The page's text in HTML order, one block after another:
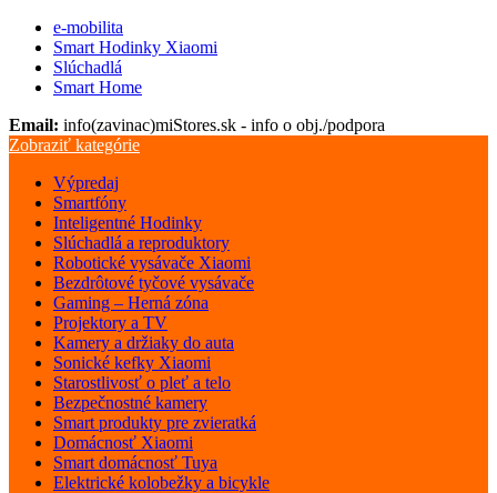
e-mobilita
Smart Hodinky Xiaomi
Slúchadlá
Smart Home
Email: info(zavinac)miStores.sk - info o obj./podpora
Zobraziť kategórie
Výpredaj
Smartfóny
Inteligentné Hodinky
Slúchadlá a reproduktory
Robotické vysávače Xiaomi
Bezdrôtové tyčové vysávače
Gaming – Herná zóna
Projektory a TV
Kamery a držiaky do auta
Sonické kefky Xiaomi
Starostlivosť o pleť a telo
Bezpečnostné kamery
Smart produkty pre zvieratká
Domácnosť Xiaomi
Smart domácnosť Tuya
Elektrické kolobežky a bicykle